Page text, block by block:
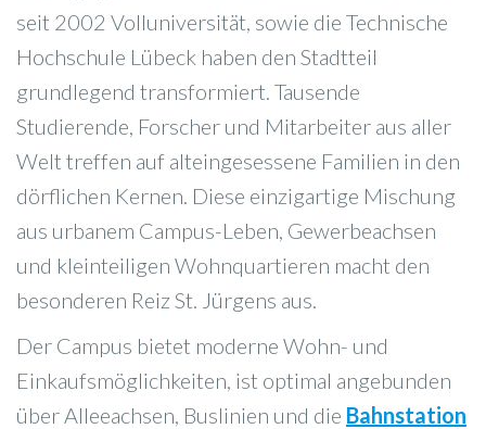
seit 2002 Volluniversität, sowie die Technische
Hochschule Lübeck haben den Stadtteil
grundlegend transformiert. Tausende
Studierende, Forscher und Mitarbeiter aus aller
Welt treffen auf alteingesessene Familien in den
dörflichen Kernen. Diese einzigartige Mischung
aus urbanem Campus-Leben, Gewerbeachsen
und kleinteiligen Wohnquartieren macht den
besonderen Reiz St. Jürgens aus.
Der Campus bietet moderne Wohn- und
Einkaufsmöglichkeiten, ist optimal angebunden
über Alleeachsen, Buslinien und die Bahnstation